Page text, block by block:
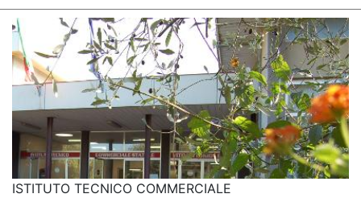
ISTITUTO TECNICO COMMERCIALE